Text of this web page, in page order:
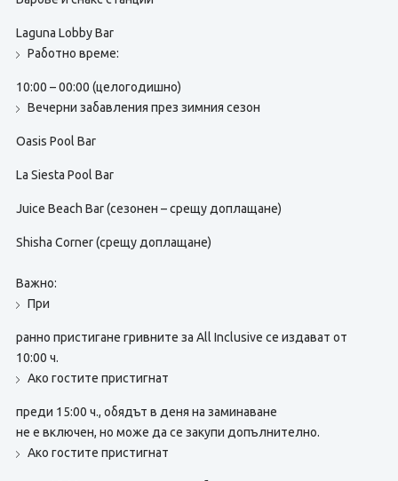
Laguna Lobby Bar
Работно време:
10:00 – 00:00 (целогодишно)
Вечерни забавления през зимния сезон
Oasis Pool Bar
La Siesta Pool Bar
Juice Beach Bar (сезонен – срещу доплащане)
Shisha Corner (срещу доплащане)
Важно:
При
ранно пристигане гривните за All Inclusive се издават от
10:00 ч.
Ако гостите пристигнат
преди 15:00 ч., обядът в деня на заминаване
не е включен, но може да се закупи допълнително.
Ако гостите пристигнат